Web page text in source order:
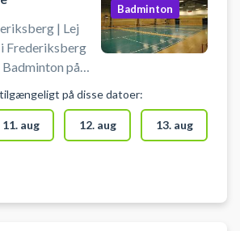
| Lej
Frederiksberg
på
en ledig
på
og
er en
Badminton
på disse datoer:
11. aug 12. aug 13. aug